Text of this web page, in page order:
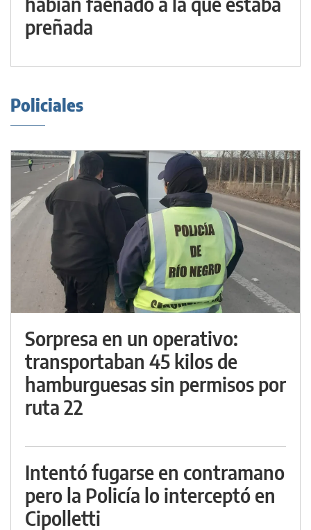
preñada
Policiales
Sorpresa en un operativo:
transportaban 45 kilos de
hamburguesas sin permisos por
ruta 22
Intentó fugarse en contramano
pero la Policía lo interceptó en
Cipolletti